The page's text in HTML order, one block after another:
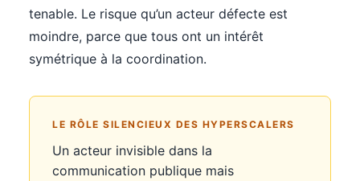
tenable. Le risque qu’un acteur défecte est
moindre, parce que tous ont un intérêt
symétrique à la coordination.
LE RÔLE SILENCIEUX DES HYPERSCALERS
Un acteur invisible dans la
communication publique mais